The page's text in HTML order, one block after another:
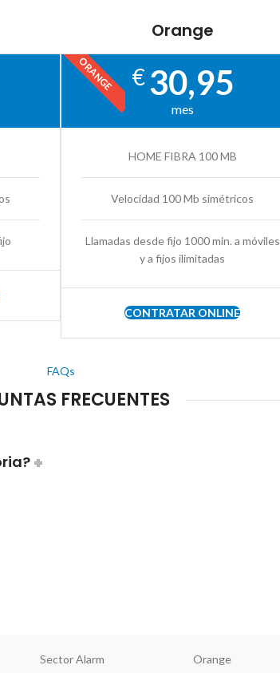
Orange
ORANGE €30,95
mes
HOME FIBRA 100 MB
Velocidad 100 Mb simétricos
Llamadas desde fijo 1000 min. a móviles
y a fijos ilimitadas
CONTRATAR ONLINE
FAQs
FRECUENTES
Sector Alarm Orange